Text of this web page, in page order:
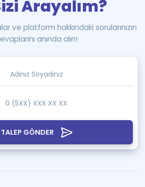
TALEP GÖNDER
Arayalım?
ve platform hakkındaki sorularınızın
anında alın!